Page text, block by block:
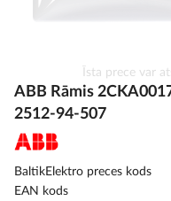
uz
galerijas
Īsta prece var
ABB Rāmis
2512-94-507
BaltikElektro preces kods
EAN kods